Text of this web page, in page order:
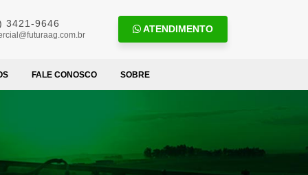
3421-9646 ATENDIMENTO
FALE CONOSCO SOBRE